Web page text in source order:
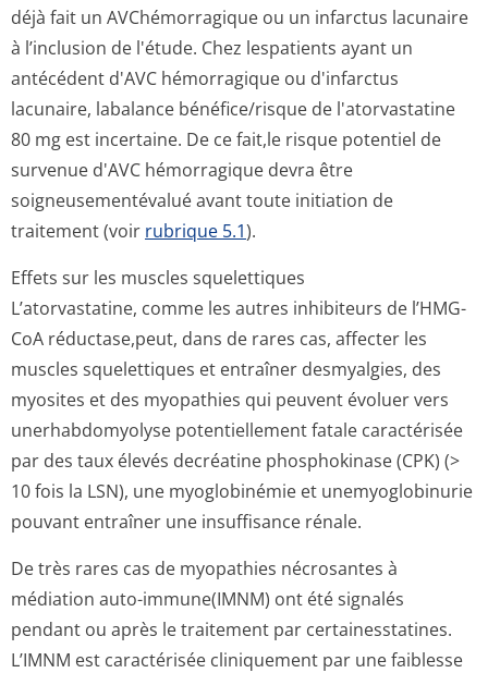
déjà fait un AVChémorragique ou un infarctus lacunaire
à l’inclusion de l'étude. Chez lespatients ayant un
antécédent d'AVC hémorragique ou d'infarctus
lacunaire, labalance bénéfice/risque de l'atorvastatine
80 mg est incertaine. De ce fait,le risque potentiel de
survenue d'AVC hémorragique devra être
soigneusementévalué avant toute initiation de
traitement (voir rubrique 5.1).
Effets sur les muscles squelettiques
L’atorvastatine, comme les autres inhibiteurs de l’HMG-
CoA réductase,peut, dans de rares cas, affecter les
muscles squelettiques et entraîner desmyalgies, des
myosites et des myopathies qui peuvent évoluer vers
unerhabdomyolyse potentiellement fatale caractérisée
par des taux élevés decréatine phosphokinase (CPK) (>
10 fois la LSN), une myoglobinémie et unemyoglobinurie
pouvant entraîner une insuffisance rénale.
De très rares cas de myopathies nécrosantes à
médiation auto-immune(IMNM) ont été signalés
pendant ou après le traitement par certainesstatines.
L’IMNM est caractérisée cliniquement par une faiblesse